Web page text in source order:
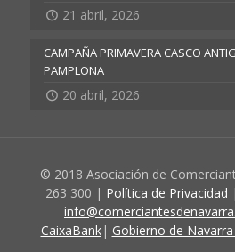
21 abril, 2026
CAMPAÑA PRIMAVERA CASCO
PAMPLONA
20 abril, 2026
© 2018 Asociación de
263 300 | Política de Privacidad
CaixaBank| Gobierno de